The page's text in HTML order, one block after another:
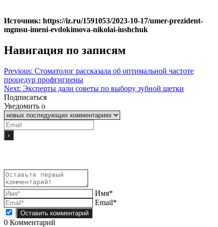
Источник: https://iz.ru/1591053/2023-10-17/umer-prezident-
mgmsu-imeni-evdokimova-nikolai-iushchuk
Навигация по записям
Previous: Стоматолог рассказала об оптимальной частоте
процедур профгигиены
Next: Эксперты дали советы по выбору зубной щетки
Подписаться
Уведомить о
Имя*
Email*
0 Комментарий